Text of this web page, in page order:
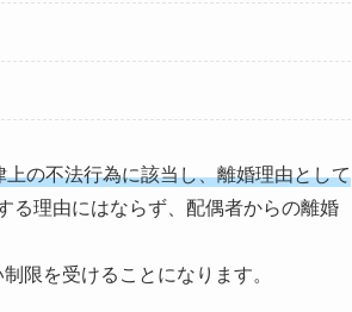
上の不法行為に該当し、離婚理由として
る理由にはならず、配偶者からの離婚
限を受けることになります。